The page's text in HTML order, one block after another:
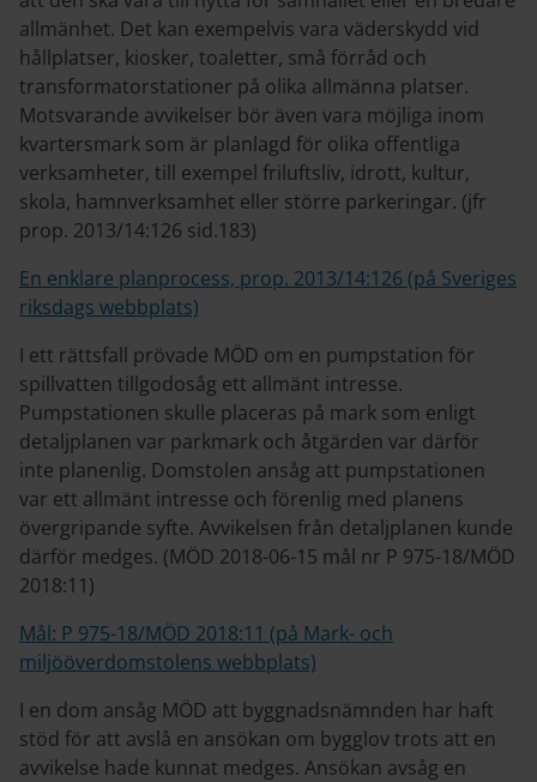
allmänhet. Det kan exempelvis vara väderskydd vid
hållplatser, kiosker, toaletter, små förråd och
transformatorstationer på olika allmänna platser.
Motsvarande avvikelser bör även vara möjliga inom
kvartersmark som är planlagd för olika offentliga
verksamheter, till exempel friluftsliv, idrott, kultur,
skola, hamnverksamhet eller större parkeringar. (jfr
prop. 2013/14:126 sid.183)
En enklare planprocess, prop. 2013/14:126 (på Sveriges
riksdags webbplats)
I ett rättsfall prövade MÖD om en pumpstation för
spillvatten tillgodosåg ett allmänt intresse.
Pumpstationen skulle placeras på mark som enligt
detaljplanen var parkmark och åtgärden var därför
inte planenlig. Domstolen ansåg att pumpstationen
var ett allmänt intresse och förenlig med planens
övergripande syfte. Avvikelsen från detaljplanen kunde
därför medges. (MÖD 2018-06-15 mål nr P 975-18/MÖD
2018:11)
Mål: P 975-18/MÖD 2018:11 (på Mark- och
miljööverdomstolens webbplats)
I en dom ansåg MÖD att byggnadsnämnden har haft
stöd för att avslå en ansökan om bygglov trots att en
avvikelse hade kunnat medges. Ansökan avsåg en